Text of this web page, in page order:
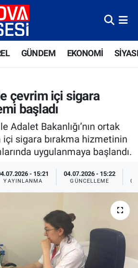
GÜNDEM EKONOMİ
çevrim içi sigara
başladı
Adalet Bakanlığı’nın ortak
sigara bırakma hizmetinin
uygulanmaya başlandı.
- 15:21
YAYINLANMA
04.07.2026 - 15:22
GÜNCELLEME
Eczaneler
Yoğunluk Haritası
Durumu ve Fikstür